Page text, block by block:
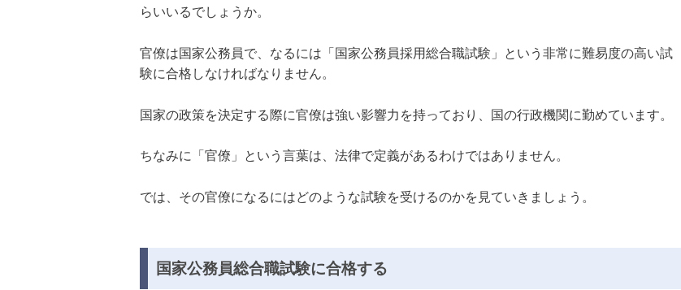
らいいるでしょうか。
官僚は国家公務員で、なるには「国家公務員採用総合職試験」という非常に難易度の高い試
験に合格しなければなりません。
国家の政策を決定する際に官僚は強い影響力を持っており、国の行政機関に勤めています。
ちなみに「官僚」という言葉は、法律で定義があるわけではありません。
では、その官僚になるにはどのような試験を受けるのかを見ていきましょう。
国家公務員総合職試験に合格する